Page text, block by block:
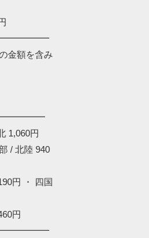
金額を含み
1,060円
/ 北陸 940
円 ・ 四国
円